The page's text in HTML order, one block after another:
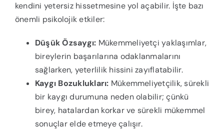
kendini yetersiz hissetmesine yol açabilir. İşte bazı
önemli psikolojik etkiler:
Düşük Özsaygı: Mükemmeliyetçi yaklaşımlar,
bireylerin başarılarına odaklanmalarını
sağlarken, yeterlilik hissini zayıflatabilir.
Kaygı Bozuklukları: Mükemmeliyetçilik, sürekli
bir kaygı durumuna neden olabilir; çünkü
birey, hatalardan korkar ve sürekli mükemmel
sonuçlar elde etmeye çalışır.